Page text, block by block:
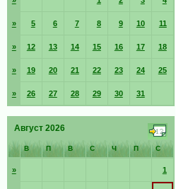
» 5 6 7 8 9 10 11
» 12 13 14 15 16 17 18
» 19 20 21 22 23 24 25
» 26 27 28 29 30 31
Август 2026
В П В С Ч П С
» 1